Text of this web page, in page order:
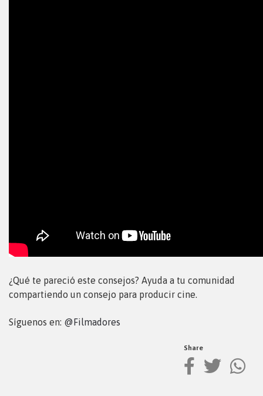
¿Qué te pareció este consejos? Ayuda a tu comunidad
compartiendo un consejo para producir cine.
Síguenos en: @Filmadores
Share